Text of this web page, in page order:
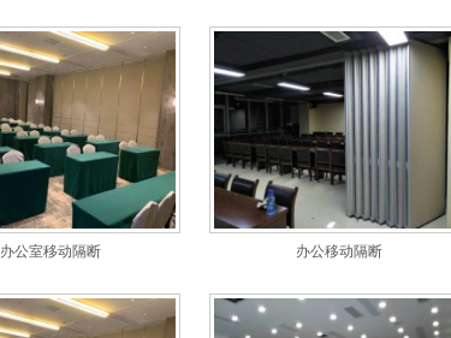
办公室移动隔断 办公移动隔断